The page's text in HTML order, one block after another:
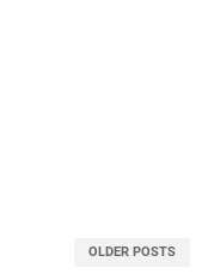
OLDER POSTS